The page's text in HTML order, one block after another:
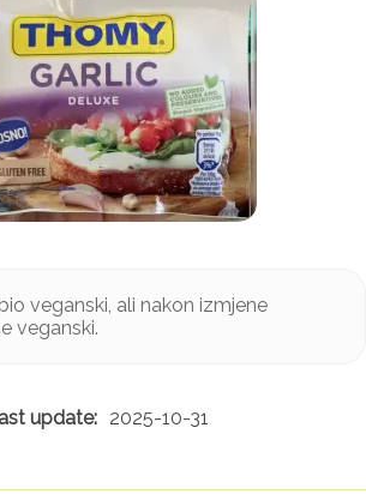
veganski, ali nakon izmjene
veganski.
2025-10-31